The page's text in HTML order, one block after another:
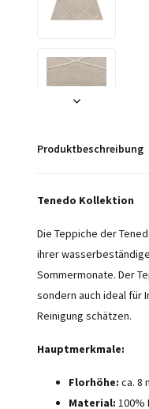
Produktbeschreibung
Tenedo Kollektion
Die Teppiche der
ihrer
Sommermonate. Der
sondern auch ideal für
Reinigung schätzen.
Hauptmerkmale:
Florhöhe: ca. 8
Material: 100%